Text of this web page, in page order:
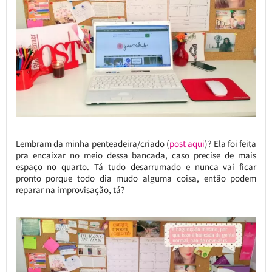
Lembram da minha penteadeira/criado (post aqui)? Ela foi feita
pra encaixar no meio dessa bancada, caso precise de mais
espaço no quarto. Tá tudo desarrumado e nunca vai ficar
pronto porque todo dia mudo alguma coisa, então podem
reparar na improvisação, tá?